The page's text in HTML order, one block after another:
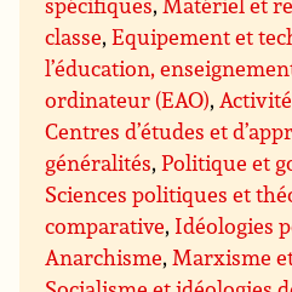
classe,Equipement et
l’éducation,
ordinateur (EAO),
Centres d’études et
généralités,Politique et
Sciences politiques et
comparative, Idéologies
Anarchisme,Marxisme